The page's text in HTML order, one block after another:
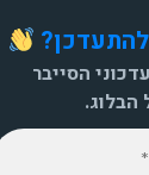
הסייבר
הבלוג.